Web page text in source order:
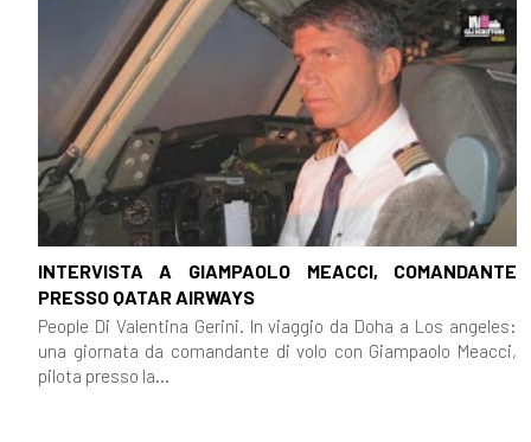
INTERVISTA A GIAMPAOLO MEACCI, COMANDANTE
PRESSO QATAR AIRWAYS
People Di Valentina Gerini. In viaggio da Doha a Los angeles:
una giornata da comandante di volo con Giampaolo Meacci,
pilota presso la...